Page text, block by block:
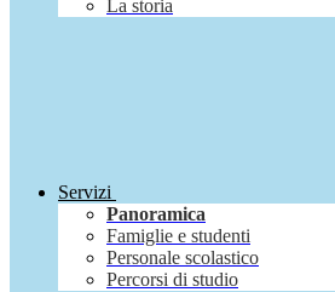
La storia
Servizi
Panoramica
Famiglie e studenti
Personale scolastico
Percorsi di studio